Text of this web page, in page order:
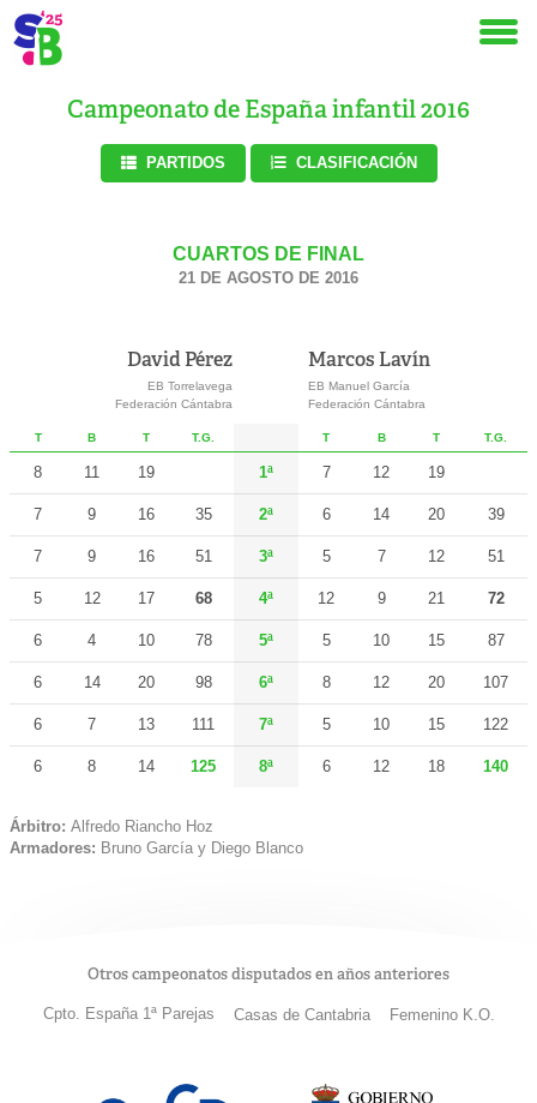
Campeonato de España infantil 2016
PARTIDOS CLASIFICACIÓN
CUARTOS DE FINAL
21 DE AGOSTO DE 2016
David Pérez
EB Torrelavega
Federación Cántabra
Marcos Lavín
EB Manuel García
Federación Cántabra
T B T T.G. T B T T.G.
8 11 19 1ª 7 12 19
7 9 16 35 2ª 6 14 20 39
7 9 16 51 3ª 5 7 12 51
5 12 17 68 4ª 12 9 21 72
6 4 10 78 5ª 5 10 15 87
6 14 20 98 6ª 8 12 20 107
6 7 13 111 7ª 5 10 15 122
6 8 14 125 8ª 6 12 18 140
Árbitro: Alfredo Riancho Hoz
Armadores: Bruno García y Diego Blanco
Otros campeonatos disputados en años anteriores
Cpto. España 1ª Parejas Casas de Cantabria Femenino K.O.